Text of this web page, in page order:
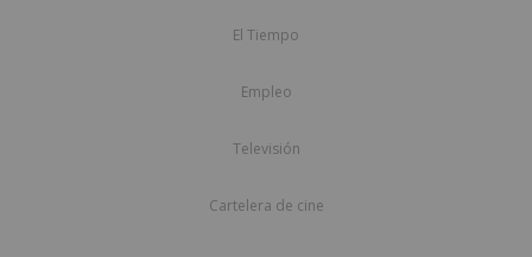
El Tiempo
Empleo
Televisión
Cartelera de cine